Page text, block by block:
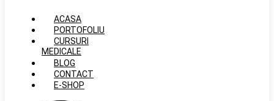
ACASA
PORTOFOLIU
CURSURI
MEDICALE
BLOG
CONTACT
E-SHOP